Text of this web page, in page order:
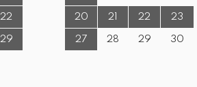
22
29
20 21 22 23
27 28 29 30